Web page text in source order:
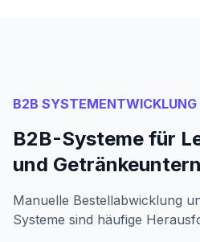
B2B SYSTEMENTWICKLUNG
B2B-Systeme für
und
Manuelle Bestellabwicklung
Systeme sind häufige